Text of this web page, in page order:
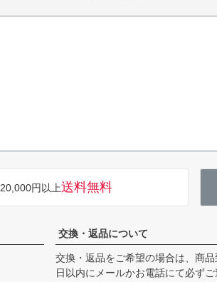
20,000円以上送料無料
交換・返品について
交換・返品をご希望の場合は、商品
日以内にメールかお電話にて必ず